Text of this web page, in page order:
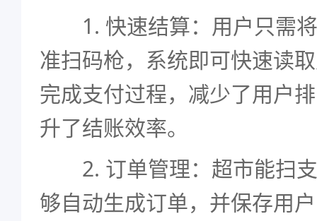
1. 快速结算：用户只需将
准扫码枪，系统即可快速读
完成支付过程，减少了用户
升了结账效率。
2. 订单管理：超市能扫支
够自动生成订单，并保存用